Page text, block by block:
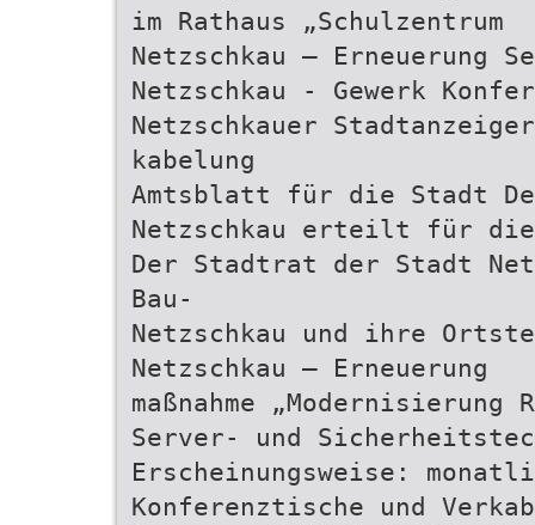
im Rathaus „Schulzentrum
Netzschkau – Erneuerung
Netzschkau - Gewerk
Netzschkauer
kabelung
Amtsblatt für die Stadt
Netzschkau erteilt für die
Der Stadtrat der Stadt
Bau-
Netzschkau und ihre
Netzschkau – Erneuerung
maßnahme
Server- und
Erscheinungsweise:
Konferenztische und